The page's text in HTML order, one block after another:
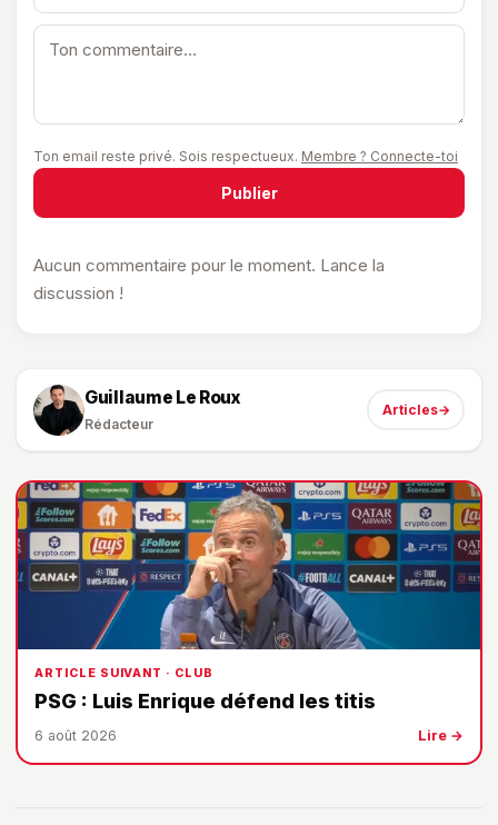
Ton email reste privé. Sois respectueux. Membre ? Connecte-toi
Publier
Aucun commentaire pour le moment. Lance la
discussion !
Guillaume Le Roux
Rédacteur
Articles→
ARTICLE SUIVANT · CLUB
PSG : Luis Enrique défend les titis
6 août 2026 Lire →